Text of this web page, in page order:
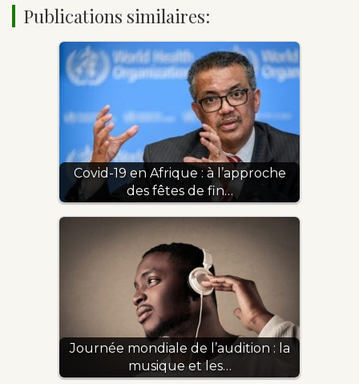
Publications similaires:
Covid-19 en Afrique : à l’approche
des fêtes de fin…
Journée mondiale de l’audition : la
musique et les…